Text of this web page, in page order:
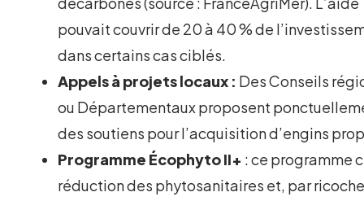
pouvait couvrir de 20 à 40 % de
dans certains cas ciblés.
Appels à projets locaux : Des Conseils
ou Départementaux proposent
des soutiens pour l’acquisition d’engins
Programme Écophyto II+ : ce programme
réduction des phytosanitaires et, par